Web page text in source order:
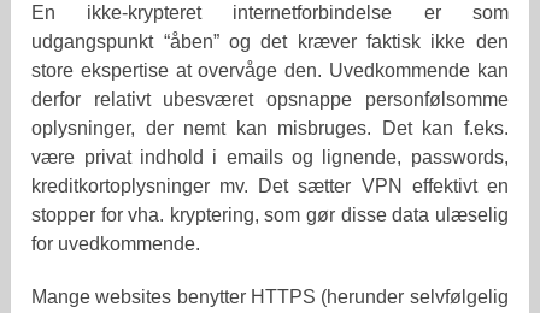
En ikke-krypteret internetforbindelse er som
udgangspunkt “åben” og det kræver faktisk ikke den
store ekspertise at overvåge den. Uvedkommende kan
derfor relativt ubesværet opsnappe personfølsomme
oplysninger, der nemt kan misbruges. Det kan f.eks.
være privat indhold i emails og lignende, passwords,
kreditkortoplysninger mv. Det sætter VPN effektivt en
stopper for vha. kryptering, som gør disse data ulæselig
for uvedkommende.
Mange websites benytter HTTPS (herunder selvfølgelig